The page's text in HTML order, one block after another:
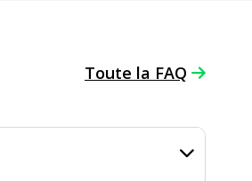
Toute la FAQ